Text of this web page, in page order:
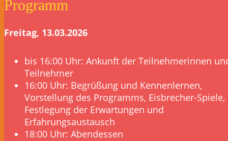
Programm
Freitag, 13.03.2026
bis 16:00 Uhr: Ankunft der Teilnehmerinnen
Teilnehmer
16:00 Uhr: Begrüßung und Kennenlernen,
Vorstellung des Programms, Eisbrecher-Spiele,
Festlegung der Erwartungen und
Erfahrungsaustausch
18:00 Uhr: Abendessen